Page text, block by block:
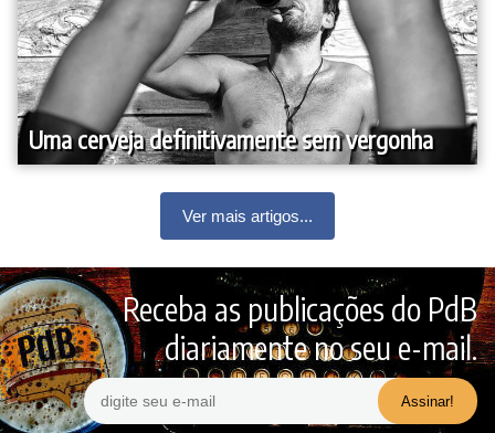
Uma cerveja definitivamente sem vergonha
Ver mais artigos...
Receba as publicações do PdB
diariamente no seu e-mail.